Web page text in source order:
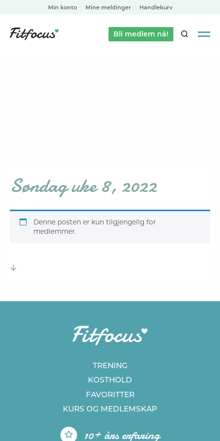
Min konto Mine meldinger Handlekurv
Bli medlem nå!SØK
Søndag uke 8, 2022
Denne posten er kun tilgjengelig for
medlemmer.
TRENING
KOSTHOLD
FAVORITTER
KURS OG MEDLEMSKAP
10+ års erfaring